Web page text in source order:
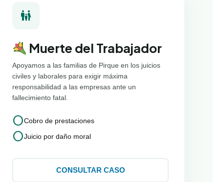
family_restroom
Muerte del Trabajador
Apoyamos a las familias de Pirque en los juicios
civiles y laborales para exigir máxima
responsabilidad a las empresas ante un
fallecimiento fatal.
circleCobro de prestaciones
circleJuicio por daño moral
CONSULTAR CASO